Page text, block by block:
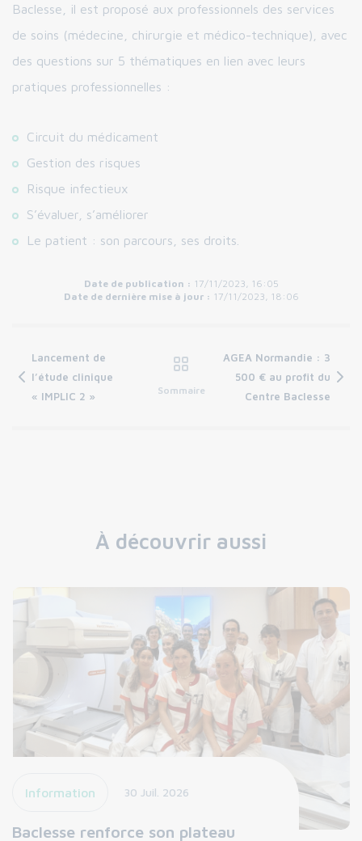
Baclesse, il est proposé aux professionnels des services
de soins (médecine, chirurgie et médico-technique), avec
des questions sur 5 thématiques en lien avec leurs
pratiques professionnelles :
Circuit du médicament
Gestion des risques
Risque infectieux
S’évaluer, s’améliorer
Le patient : son parcours, ses droits.
Date de publication : 17/11/2023, 16:05
Date de dernière mise à jour : 17/11/2023, 18:06
Lancement de
l’étude clinique
« IMPLIC 2 »
Sommaire
AGEA Normandie : 3
500 € au profit du
Centre Baclesse
À découvrir aussi
Information 30 Juil. 2026
Baclesse renforce son plateau